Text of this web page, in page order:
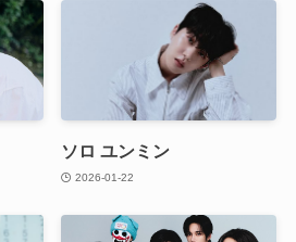
ソロ ユンミン
2026-01-22